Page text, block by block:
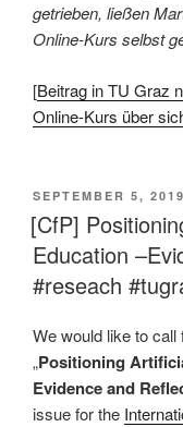
getrieben, ließen
Online-Kurs selbst
[Beitrag in TU Graz
Online-Kurs über
VERÖFFENTLICHT
AM
SEPTEMBER 5, 2019
[CfP]
Education
#reseach
We would like to
„Positioning
Evidence and
issue for the